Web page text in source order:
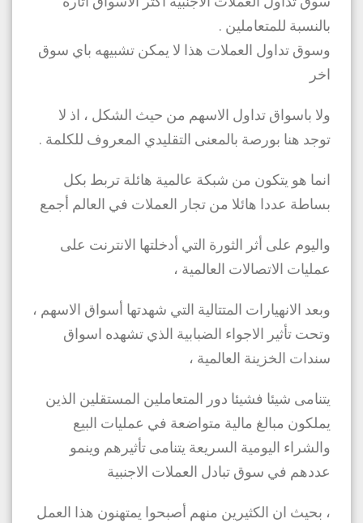
بالنسبة للمتعاملين .
وسوق تداول العملات هذا لا يمكن تشبيهه باي سوق
ولا باسواق تداول الاسهم من حيث الشكل ، اذ لا
توجد هنا بورصة بالمعنى التقليدي المعروف للكلمة .
انما هو يتكون من شبكة عالمية هائلة تربط بكل
بساطة عددا هائلا من تجار العملات في العالم أجمع
واليوم على أثر الثورة التي أدخلتها الانترنت على
عمليات الاتصالات العالمية ،
وبعد الانهيارات المتتالية التي شهدتها أسواق الاسهم ،
وتحت تأثير الاجواء الضبابية الذي تشهده اسواق
سندات الخزينة العالمية ،
يتنامى شيئا فشيئا دور المتعاملين المستقلين الذين
يملكون مبالغ مالية متواضعة في عمليات البيع
والشراء اليومية السريعة يتنامى تأثيرهم وينمو
عددهم في سوق تبادل العملات الاجنبية
، بحيث ان الكثيرين منهم أصبحوا يمتهنون هذا العمل